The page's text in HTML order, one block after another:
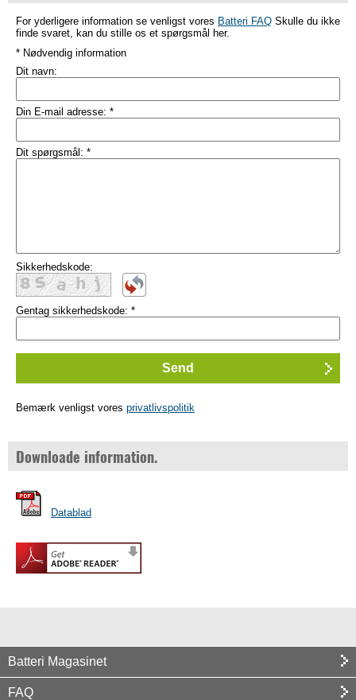
For yderligere information se venligst vores Batteri FAQ Skulle du ikke
finde svaret, kan du stille os et spørgsmål her.
* Nødvendig information
Dit navn:
Din E-mail adresse: *
Dit spørgsmål: *
Sikkerhedskode:
Gentag sikkerhedskode: *
Bemærk venligst vores privatlivspolitik
Downloade information.
Datablad
Batteri Magasinet
FAQ